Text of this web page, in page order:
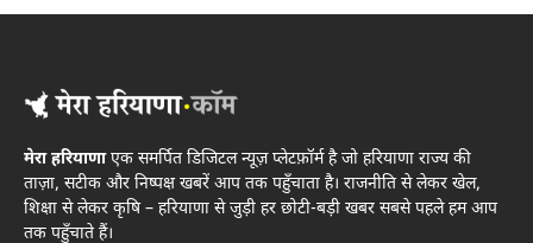
मेरा हरियाणाएक समर्पित डिजिटल न्यूज़ प्लेटफ़ॉर्म है जो हरियाणा राज्य की
ताज़ा, सटीक और निष्पक्ष खबरें आप तक पहुँचाता है। राजनीति से लेकर खेल,
शिक्षा से लेकर कृषि – हरियाणा से जुड़ी हर छोटी-बड़ी खबर सबसे पहले हम आप
तक पहुँचाते हैं।